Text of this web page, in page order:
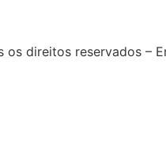
os direitos reservados –